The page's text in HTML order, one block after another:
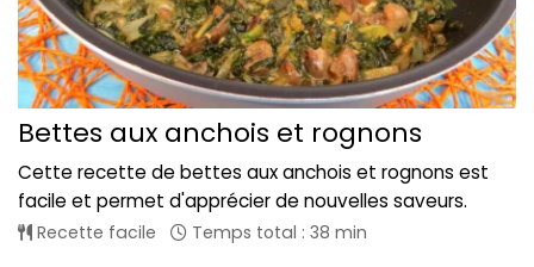
Bettes aux anchois et rognons
Cette recette de bettes aux anchois et rognons est
facile et permet d'apprécier de nouvelles saveurs.
Recette facile Temps total : 38 min